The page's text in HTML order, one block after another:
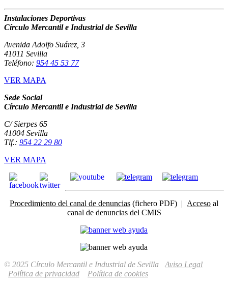
Instalaciones Deportivas
Círculo Mercantil e Industrial de Sevilla
Avenida Adolfo Suárez, 3
41011 Sevilla
Teléfono: 954 45 53 77
VER MAPA
Sede Social
Círculo Mercantil e Industrial de Sevilla
C/ Sierpes 65
41004 Sevilla
Tlf.: 954 22 29 80
VER MAPA
Procedimiento del canal de denuncias (fichero PDF) | Acceso al
canal de denuncias del CMIS
© 2025 Círculo Mercantil e Industrial de Sevilla Aviso Legal
Política de privacidad
Política de cookies